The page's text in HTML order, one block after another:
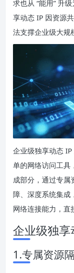
求也从 “能用” 升
享动态 IP 因资源
法支撑企业级大规
企业级独享动态
单的网络访问工具
成部分，通过专属
障、深度系统集成
网络连接能力，直
企业级独
1.专属资源